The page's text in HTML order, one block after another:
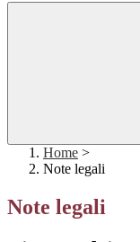
Home >
Note legali
Note legali